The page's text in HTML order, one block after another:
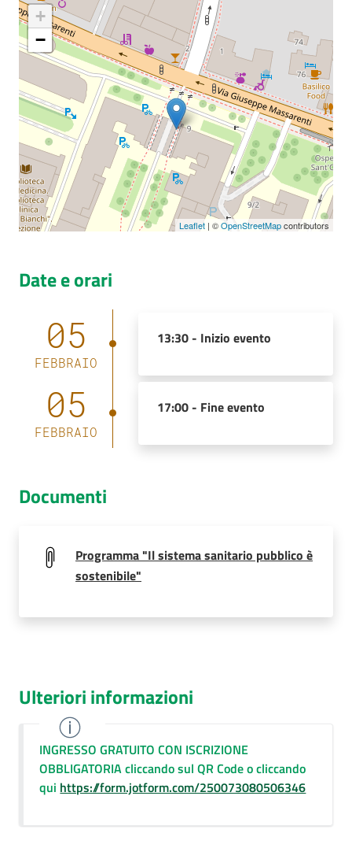
+
−
Leaflet | ©OpenStreetMapcontributors
Date e orari
05
FEBBRAIO
13:30 - Inizio evento
05
FEBBRAIO
17:00 - Fine evento
Documenti
Programma "Il sistema sanitario pubblico è
sostenibile"
Ulteriori informazioni
INGRESSO GRATUITO CON ISCRIZIONE
OBBLIGATORIA cliccando sul QR Code o cliccando
qui https://form.jotform.com/250073080506346